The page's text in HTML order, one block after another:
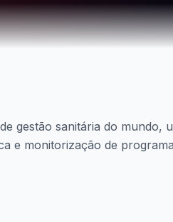
gestão sanitária do
e monitorização de